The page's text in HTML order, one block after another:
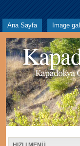
Ana Sayfa Image